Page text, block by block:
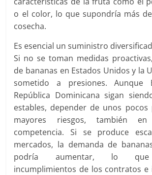
o el color, lo que supondría más
cosecha.
Es esencial un suministro
Si no se toman medidas
de bananas en Estados Unidos y la
sometido a presiones. Aunque
República Dominicana sigan
estables, depender de unos pocos
mayores riesgos, también
competencia. Si se produce
mercados, la demanda de
podría aumentar, lo que
incumplimientos de los contratos e